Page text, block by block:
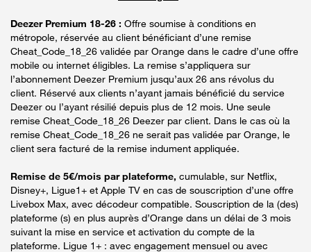
Deezer Premium 18-26 : Offre soumise à conditions en
métropole, réservée au client bénéficiant d’une remise
Cheat_Code_18_26 validée par Orange dans le cadre d’une offre
mobile ou internet éligibles. La remise s’appliquera sur
l’abonnement Deezer Premium jusqu’aux 26 ans révolus du
client. Réservé aux clients n’ayant jamais bénéficié du service
Deezer ou l’ayant résilié depuis plus de 12 mois. Une seule
remise Cheat_Code_18_26 Deezer par client. Dans le cas où la
remise Cheat_Code_18_26 ne serait pas validée par Orange, le
client sera facturé de la remise indument appliquée.
Remise de 5€/mois par plateforme, cumulable, sur Netflix,
Disney+, Ligue1+ et Apple TV en cas de souscription d’une offre
Livebox Max, avec décodeur compatible. Souscription de la (des)
plateforme (s) en plus auprès d’Orange dans un délai de 3 mois
suivant la mise en service et activation du compte de la
plateforme. Ligue 1+ : avec engagement mensuel ou avec